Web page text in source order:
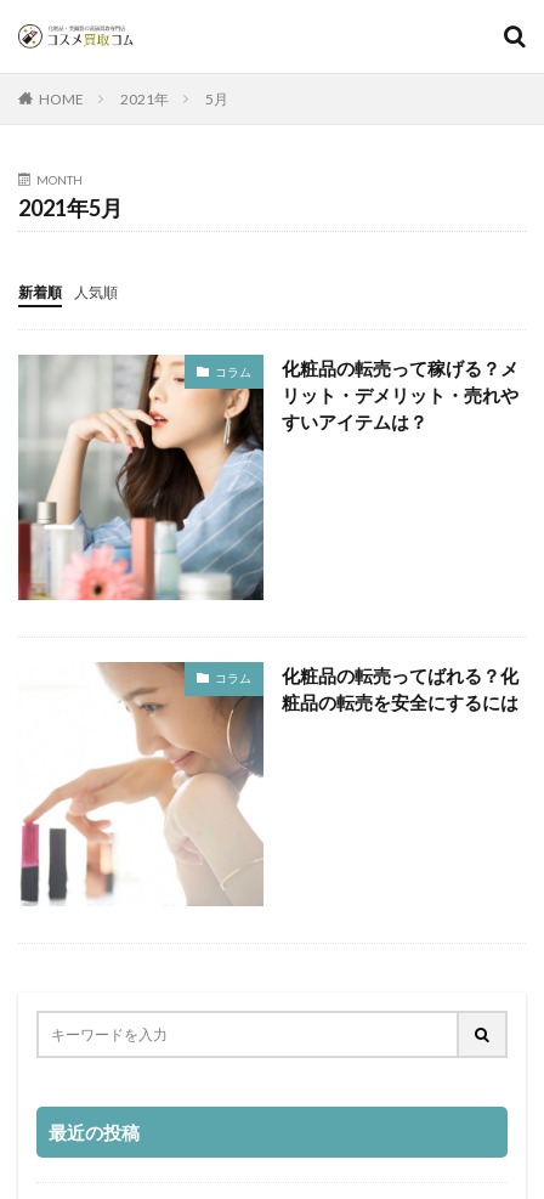
HOME 2021年 5月
MONTH
2021年5月
新着順 人気順
コラム
化粧品の転売って稼げる？メ
リット・デメリット・売れや
すいアイテムは？
コラム
化粧品の転売ってばれる？化
粧品の転売を安全にするには
最近の投稿